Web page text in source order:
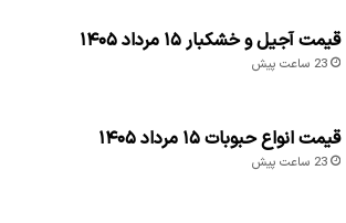
قیمت آجیل و خشکبار ۱۵ مرداد ۱۴۰۵
23 ساعت پیش
قیمت انواع حبوبات ۱۵ مرداد ۱۴۰۵
23 ساعت پیش